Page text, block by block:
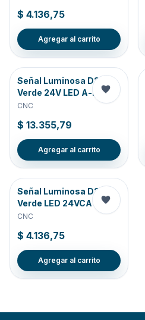
$ 4.136,75
Agregar al carrito
Señal Luminosa D22
Verde 24V LED A-m
CNC
$ 13.355,79
Agregar al carrito
Señal Luminosa D22
Verde LED 24VCA
CNC
$ 4.136,75
Agregar al carrito